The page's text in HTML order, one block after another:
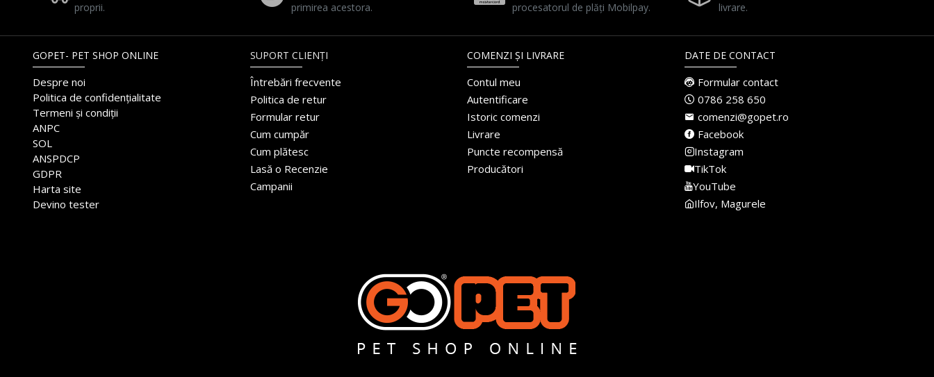
proprii.
primirea acestora.
procesatorul de plăți Mobilpay.
livrare.
GOPET- PET SHOP ONLINE
Despre noi
Politica de confidențialitate
Termeni și condiții
ANPC
SOL
ANSPDCP
GDPR
Harta site
Devino tester
SUPORT CLIENȚI
Întrebări frecvente
Politica de retur
Formular retur
Cum cumpăr
Cum plătesc
Lasă o Recenzie
Campanii
COMENZI ȘI LIVRARE
Contul meu
Autentificare
Istoric comenzi
Livrare
Puncte recompensă
Producători
DATE DE CONTACT
Formular contact
0786 258 650
comenzi@gopet.ro
Facebook
Instagram
TikTok
YouTube
Ilfov, Magurele